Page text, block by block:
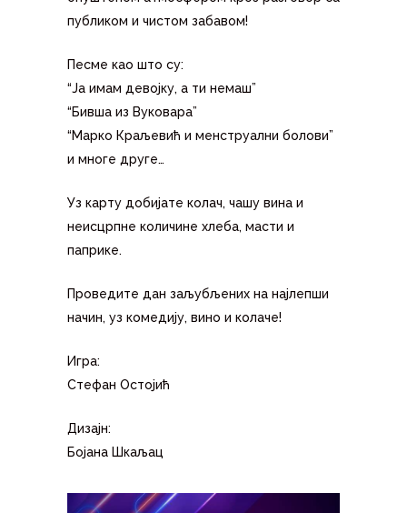
публиком и чистом забавом!
Песме као што су:
“Ја имам девојку, а ти немаш”
“Бивша из Вуковара”
“Марко Краљевић и менструални болови”
и многе друге…
Уз карту добијате колач, чашу вина и
неисцрпне количине хлеба, масти и
паприке.
Проведите дан заљубљених на најлепши
начин, уз комедију, вино и колаче!
Игра:
Стефан Остојић
Дизајн:
Бојана Шкаљац